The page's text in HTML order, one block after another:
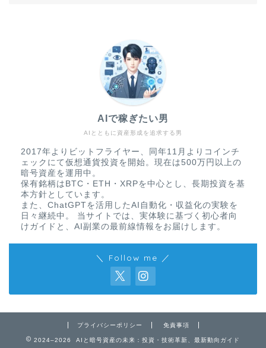
AIとともに資産形成を追求する男
AIで稼ぎたい男
2017年よりビットフライヤー、同年11月よりコインチ
ェックにて仮想通貨投資を開始。現在は500万円以上の
暗号資産を運用中。
保有銘柄はBTC・ETH・XRPを中心とし、長期投資を基
本方針としています。
また、ChatGPTを活用したAI自動化・収益化の実験を
日々継続中。 当サイトでは、実体験に基づく初心者向
けガイドと、AI副業の最前線情報をお届けします。
＼ Follow me ／
プライバシーポリシー 免責事項
2024–2026 AIと暗号資産の未来：投資・技術革新、最新動向ガイド
お問い合わせ